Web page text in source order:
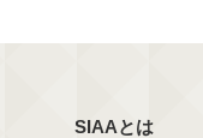
SIAAとは